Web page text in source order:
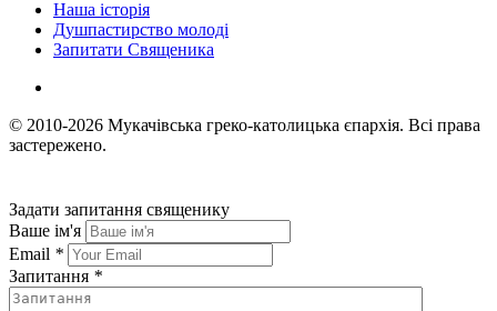
Наша історія
Душпастирство молоді
Запитати Священика
© 2010-2026 Мукачівська греко-католицька єпархія. Всі права
застережено.
Задати запитання священику
Ваше ім'я
Email *
Запитання *